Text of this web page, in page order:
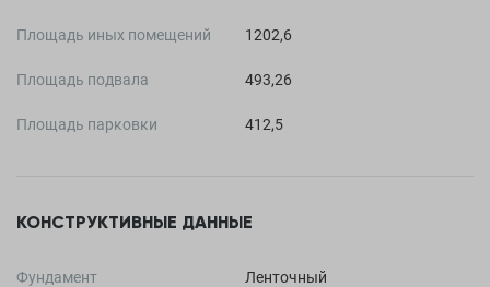
Площадь иных помещений 1202,6
Площадь подвала 493,26
Площадь парковки 412,5
КОНСТРУКТИВНЫЕ ДАННЫЕ
Фундамент Ленточный